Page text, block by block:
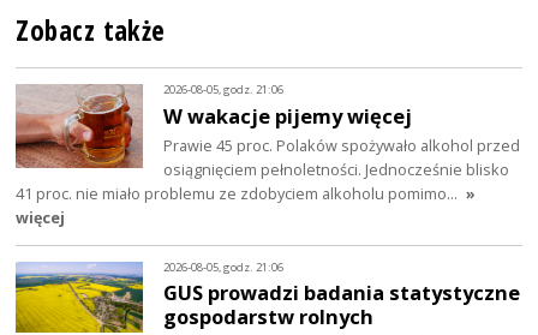
Zobacz także
2026-08-05, godz. 21:06
W wakacje pijemy więcej
Prawie 45 proc. Polaków spożywało alkohol przed
osiągnięciem pełnoletności. Jednocześnie blisko
41 proc. nie miało problemu ze zdobyciem alkoholu pomimo… »
więcej
2026-08-05, godz. 21:06
GUS prowadzi badania statystyczne
gospodarstw rolnych